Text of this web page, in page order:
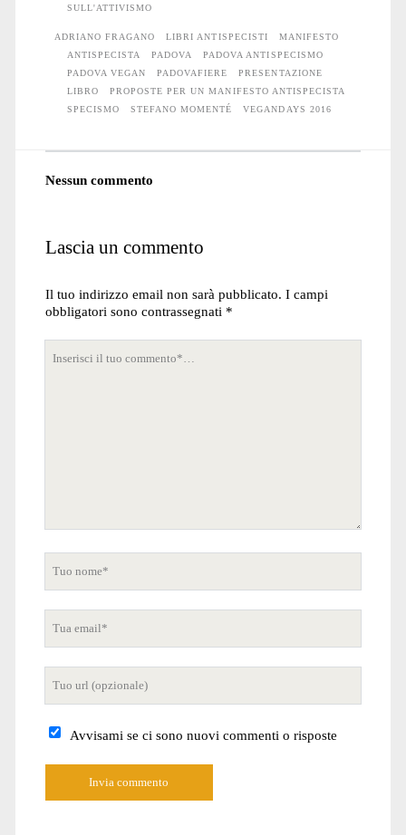
SULL'ATTIVISMO
ADRIANO FRAGANO LIBRI ANTISPECISTI
MANIFESTO
ANTISPECISTA
PADOVA
PADOVA ANTISPECISMO
PADOVA VEGAN
PADOVAFIERE
PRESENTAZIONE
LIBRO
PROPOSTE PER UN MANIFESTO ANTISPECISTA
SPECISMO
STEFANO MOMENTÉ VEGANDAYS 2016
Nessun commento
Lascia un commento
Il tuo indirizzo email non sarà pubblicato. I campi
obbligatori sono contrassegnati *
commento
nome
email
sito
internet
Avvisami se ci sono nuovi commenti o risposte